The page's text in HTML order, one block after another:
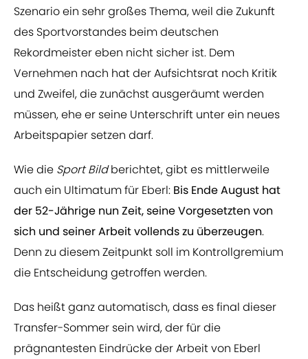
Szenario ein sehr großes Thema, weil die Zukunft
des Sportvorstandes beim deutschen
Rekordmeister eben nicht sicher ist. Dem
Vernehmen nach hat der Aufsichtsrat noch Kritik
und Zweifel, die zunächst ausgeräumt werden
müssen, ehe er seine Unterschrift unter ein neues
Arbeitspapier setzen darf.
Wie die Sport Bildberichtet, gibt es mittlerweile
auch ein Ultimatum für Eberl: Bis Ende August hat
der 52-Jährige nun Zeit, seine Vorgesetzten von
sich und seiner Arbeit vollends zu überzeugen.
Denn zu diesem Zeitpunkt soll im Kontrollgremium
die Entscheidung getroffen werden.
Das heißt ganz automatisch, dass es final dieser
Transfer-Sommer sein wird, der für die
prägnantesten Eindrücke der Arbeit von Eberl